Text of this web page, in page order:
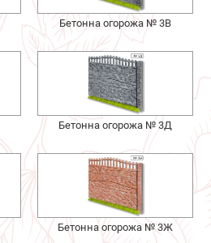
Бетонна огорожа № 3В
Бетонна огорожа № 3Д
Бетонна огорожа № 3Ж